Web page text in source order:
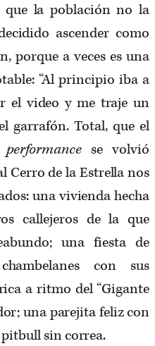
que la población no la
ascender como
porque a veces es una
“Al principio iba a
el video y me traje un
garrafón. Total, que el
performancese volvió
Cerro de la Estrella nos
una vivienda hecha
callejeros de la que
una fiesta de
con sus
a ritmo del “Gigante
una parejita feliz con
sin correa.